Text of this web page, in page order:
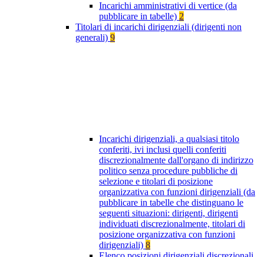
Incarichi amministrativi di vertice (da
pubblicare in tabelle) 2
Titolari di incarichi dirigenziali (dirigenti non
generali) 9
Incarichi dirigenziali, a qualsiasi titolo
conferiti, ivi inclusi quelli conferiti
discrezionalmente dall'organo di indirizzo
politico senza procedure pubbliche di
selezione e titolari di posizione
organizzativa con funzioni dirigenziali (da
pubblicare in tabelle che distinguano le
seguenti situazioni: dirigenti, dirigenti
individuati discrezionalmente, titolari di
posizione organizzativa con funzioni
dirigenziali) 8